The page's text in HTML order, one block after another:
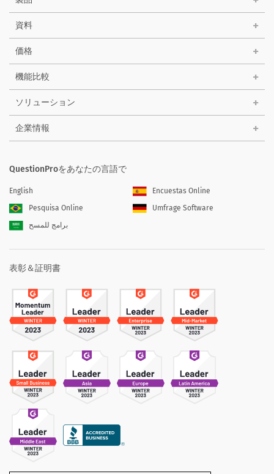
資料
価格
機能比較
ソリューション
企業情報
QuestionProをあなたの言語で
English
Encuestas Online
Pesquisa Online
Umfrage Software
برامج للمسح
表彰＆証明書